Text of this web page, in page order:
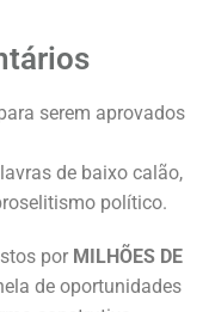
serem aprovados
de baixo calão,
político.
por MILHÕES DE
de oportunidades